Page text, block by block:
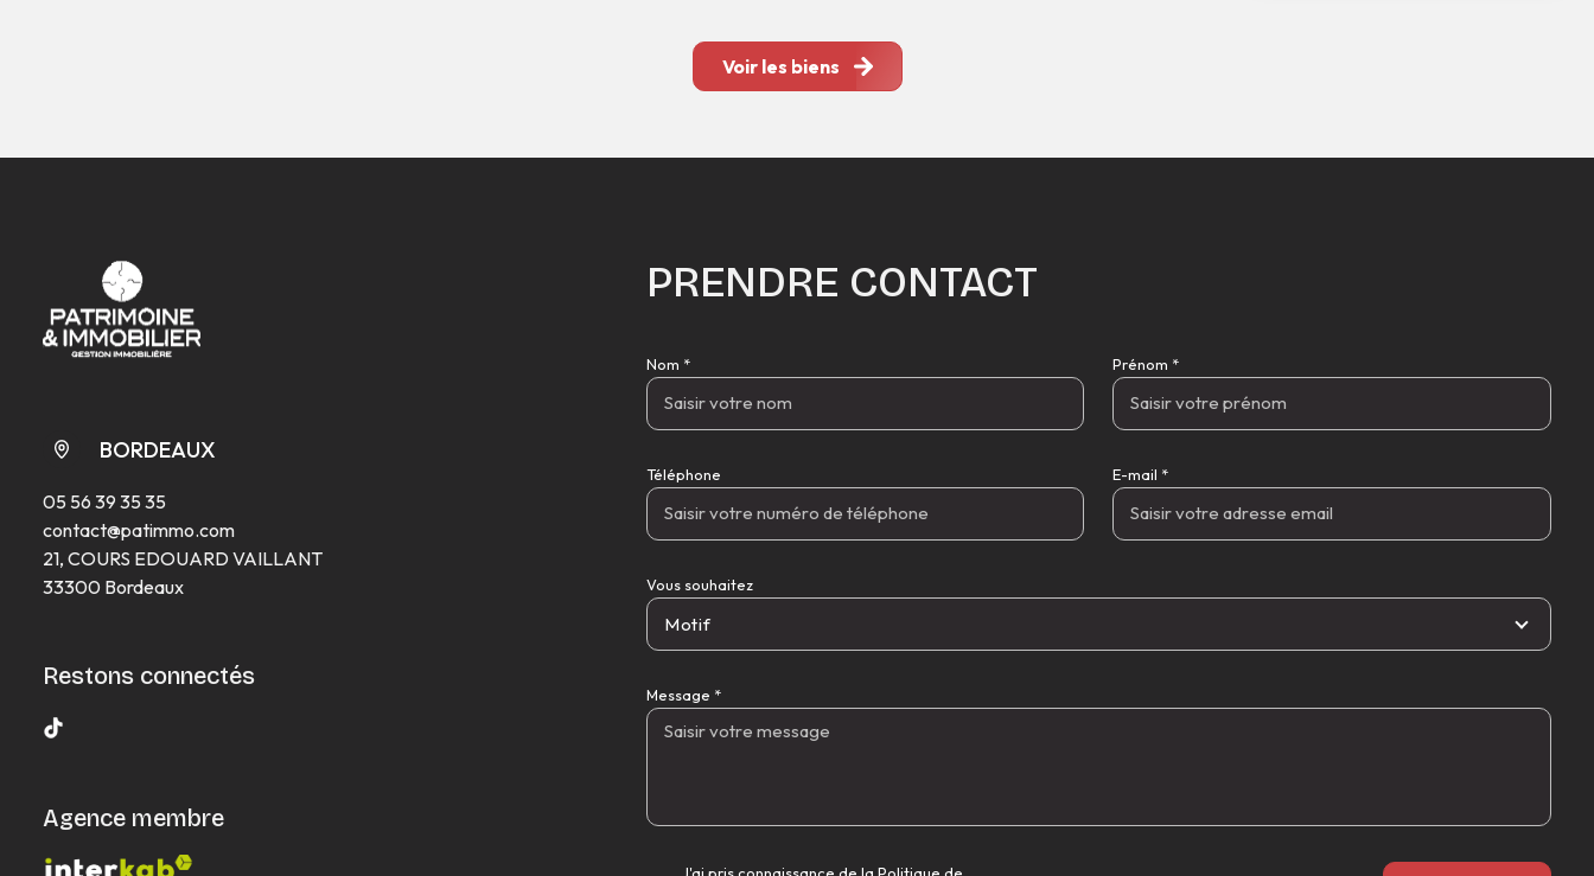
Voir les biens
PRENDRE CONTACT
Nom * Prénom *
Téléphone E-mail *
Vous souhaitez
Motif
Message *
BORDEAUX
05 56 39 35 35
contact@patimmo.com
21, COURS EDOUARD VAILLANT
33300 Bordeaux
Restons connectés
Agence membre